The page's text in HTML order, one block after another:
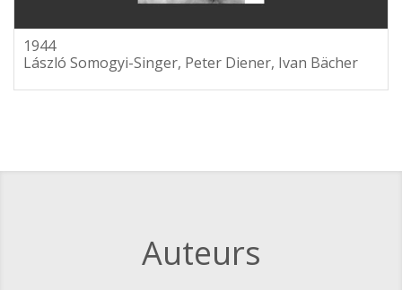
1944
László Somogyi-Singer, Peter Diener, Ivan Bächer
Auteurs